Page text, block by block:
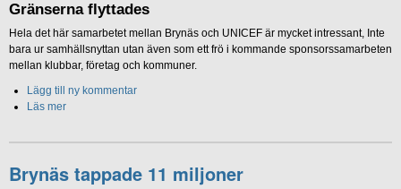
Gränserna flyttades
Hela det här samarbetet mellan Brynäs och UNICEF är mycket intressant, Inte
bara ur samhällsnyttan utan även som ett frö i kommande sponsorssamarbeten
mellan klubbar, företag och kommuner.
Lägg till ny kommentar
Läs mer
Brynäs tappade 11 miljoner